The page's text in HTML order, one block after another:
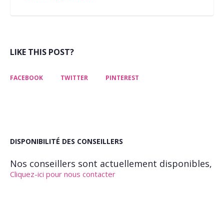
LIKE THIS POST?
FACEBOOK TWITTER PINTEREST
DISPONIBILITÉ DES CONSEILLERS
Nos conseillers sont actuellement disponibles,
Cliquez-ici pour nous contacter